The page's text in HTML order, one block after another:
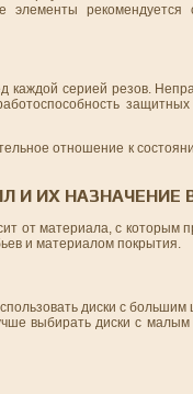
элементы
каждой серией резов.
отношение к
И ИХ НАЗНАЧЕНИЕ
от материала, с которым
и материалом покрытия.
диски с
выбирать диски с